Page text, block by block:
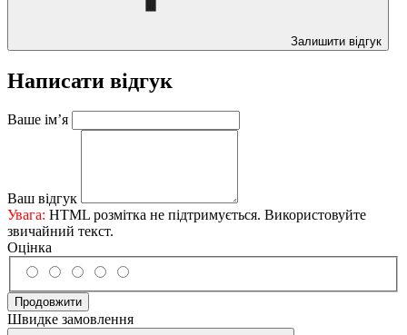
Залишити відгук
Написати відгук
Ваше ім’я
Ваш відгук
Увага: HTML розмітка не підтримується. Використовуйте
звичайний текст.
Оцінка
Продовжити
Швидке замовлення